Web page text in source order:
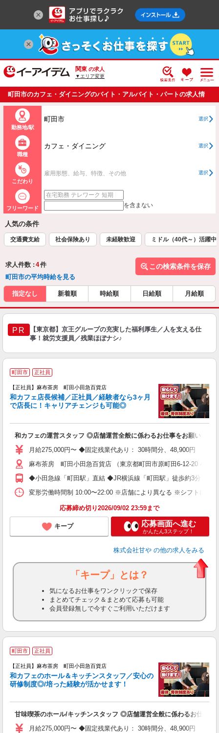
関東 の求人
▼エリア変更
町田市のカフェ・ダイニングのバイト・アルバイト・パートの求人情
報一覧
勤務地/駅
町田市 選択
職種
カフェ・ダイニング 選択
こだわり
雇用形態、給与、特徴、その他 選択
フリーワード を含まない
人気の条件
交通費支給 社会保険あり 未経験歓迎 ミドル（40代～）活躍中
求人件数 : 4件
町田市の平均時給を見る
この検索条件を保存
指定なし 新着順 時給順 日給順 月給順
PR
【東京都】京王グループの充実した福利厚生／人を支える仕
事！就労支援員／残業ほぼナシ♪
町田市 正社員
【正社員】麻布茶房 町田小田急百貨店
和カフェ店長候補／正社員／経験者なら3ヶ月
で店長に！キャリアチェンジも可能◎
和カフェの運営スタッフ ◎店舗運営全般に係わるお仕事をお願いしま
月給275,000円〜 ◆固定残業代あり： 30時間分、48,900円 超
麻布茶房 町田小田急百貨店 （東京都町田市原町田6-12-20 小田
◆小田急線「町田駅」直結 ◆JR横浜線「町田駅」徒歩約3分
変形労働時間制 10:00〜22:00 ※店舗により異なる ※シフトによ
応募締め切り2026/09/02 23:59まで
キープ 応募画面へ進む
かんたん3ステップ！
株式会社甘や の他の求人をみる
「キープ」とは？
気になるお仕事をワンクリックで保存
まとめてチェック＆まとめて応募も可能
会員登録無しで今すぐご利用いただけます
町田市 正社員
【正社員】麻布茶房 町田小田急百貨店
和カフェのホール＆キッチンスタッフ／安心の
研修制度◎/培った経験が活かせます！
甘味喫茶のホール/キッチンスタッフ ◎店舗運営全般に係わるお仕事を
月給275,000円〜 ◆固定残業代あり： 30時間分、48,900円 超